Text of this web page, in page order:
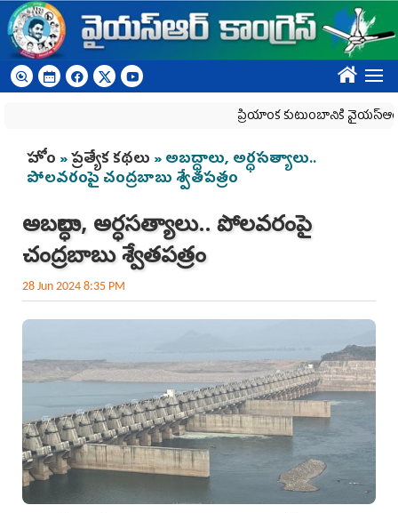
Skip to main content
????
ప్రియాంక కుటుంబానికి వైయ‌స్ఆర్‌సీపీ
You are here
హోం »ప్రత్యేక కథలు » అబద్ధాలు, అర్ధసత్యాలు..
పోలవరంపై చంద్రబాబు శ్వేతపత్రం
అబద్ధాలు, అర్ధసత్యాలు.. పోలవరంపై
చంద్రబాబు శ్వేతపత్రం
28 Jun 2024 8:35 PM